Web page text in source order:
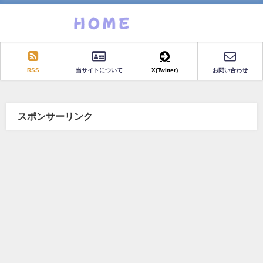
RSS 当サイトについて X(Twitter) お問い合わせ
スポンサーリンク